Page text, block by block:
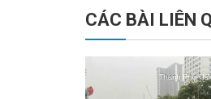
CÁC BÀI LIÊN